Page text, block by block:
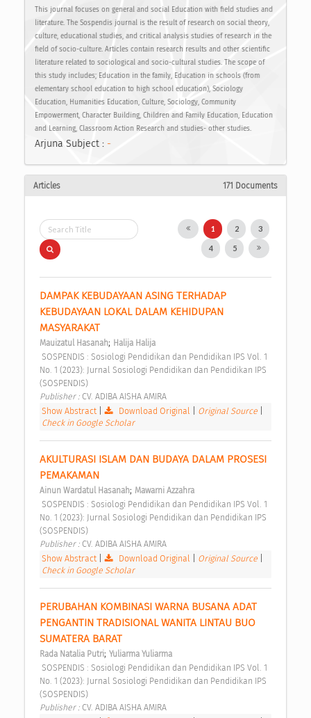
This journal focuses on general and social Education with field studies and
literature. The Sospendis journal is the result of research on social theory,
culture, educational studies, and critical analysis studies of research in the
field of socio-culture. Articles contain research results and other scientific
literature related to sociological and socio-cultural studies. The scope of
this study includes; Education in the family, Education in schools (from
elementary school education to high school education), Sociology
Education, Humanities Education, Culture, Sociology, Community
Empowerment, Character Building, Children and Family Education, Education
and Learning, Classroom Action Research and studies- other studies.
Arjuna Subject : -
Articles 171 Documents
1 2 3
4 5
DAMPAK KEBUDAYAAN ASING TERHADAP
KEBUDAYAAN LOKAL DALAM KEHIDUPAN
MASYARAKAT
Mauizatul Hasanah; Halija Halija
No. 1 (2023): Jurnal Sosiologi Pendidikan dan Pendidikan IPS
(SOSPENDIS)
Publisher : CV. ADIBA AISHA AMIRA
Show Abstract
Download Original Original Source
Check in Google Scholar
AKULTURASI ISLAM DAN BUDAYA DALAM PROSESI
PEMAKAMAN
Ainun Wardatul Hasanah; Mawarni Azzahra
No. 1 (2023): Jurnal Sosiologi Pendidikan dan Pendidikan IPS
(SOSPENDIS)
Publisher : CV. ADIBA AISHA AMIRA
Show Abstract
Download Original Original Source
Check in Google Scholar
PERUBAHAN KOMBINASI WARNA BUSANA ADAT
PENGANTIN TRADISIONAL WANITA LINTAU BUO
SUMATERA BARAT
Rada Natalia Putri; Yuliarma Yuliarma
No. 1 (2023): Jurnal Sosiologi Pendidikan dan Pendidikan IPS
(SOSPENDIS)
Publisher : CV. ADIBA AISHA AMIRA